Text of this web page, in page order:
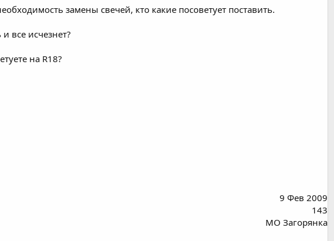
замены свечей, кто какие посоветует поставить.
все исчезнет?
на R18?
9 Фев 2009
143
МО Загорянка